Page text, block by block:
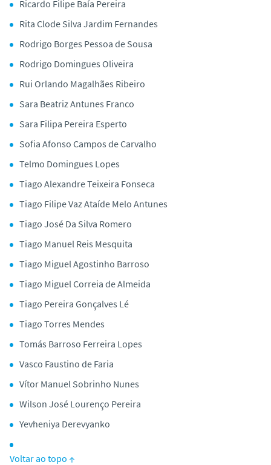
Ricardo Filipe Baía Pereira
Rita Clode Silva Jardim Fernandes
Rodrigo Borges Pessoa de Sousa
Rodrigo Domingues Oliveira
Rui Orlando Magalhães Ribeiro
Sara Beatriz Antunes Franco
Sara Filipa Pereira Esperto
Sofia Afonso Campos de Carvalho
Telmo Domingues Lopes
Tiago Alexandre Teixeira Fonseca
Tiago Filipe Vaz Ataíde Melo Antunes
Tiago José Da Silva Romero
Tiago Manuel Reis Mesquita
Tiago Miguel Agostinho Barroso
Tiago Miguel Correia de Almeida
Tiago Pereira Gonçalves Lé
Tiago Torres Mendes
Tomás Barroso Ferreira Lopes
Vasco Faustino de Faria
Vítor Manuel Sobrinho Nunes
Wilson José Lourenço Pereira
Yevheniya Derevyanko
Voltar ao topo ↑